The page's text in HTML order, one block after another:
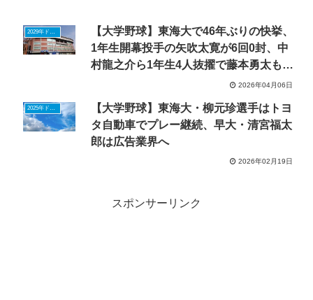
【大学野球】東海大で46年ぶりの快挙、
1年生開幕投手の矢吹太寛が6回0封、中
村龍之介ら1年生4人抜擢で藤本勇太も初
2026年04月06日
2025年ドラフトニュース
【大学野球】東海大・柳元珍選手はトヨ
タ自動車でプレー継続、早大・清宮福太
郎は広告業界へ
2026年02月19日
スポンサーリンク